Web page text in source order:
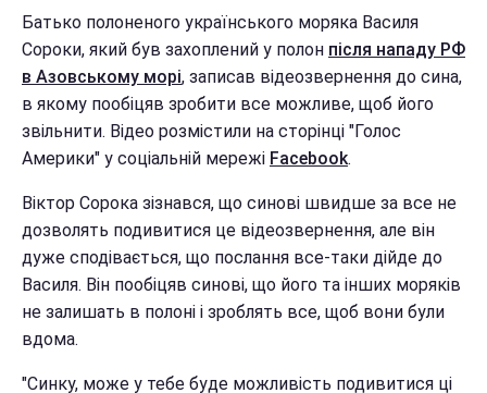
Батько полоненого українського моряка Василя
Сороки, який був захоплений у полон після нападу РФ
в Азовському морі, записав відеозвернення до сина,
в якому пообіцяв зробити все можливе, щоб його
звільнити. Відео розмістили на сторінці "Голос
Америки" у соціальній мережі Facebook.
Віктор Сорока зізнався, що синові швидше за все не
дозволять подивитися це відеозвернення, але він
дуже сподівається, що послання все-таки дійде до
Василя. Він пообіцяв синові, що його та інших моряків
не залишать в полоні і зроблять все, щоб вони були
вдома.
"Синку, може у тебе буде можливість подивитися ці